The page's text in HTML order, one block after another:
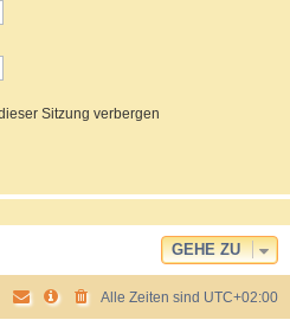
Sitzung verbergen
GEHE ZU
Alle Zeiten sind UTC+02:00